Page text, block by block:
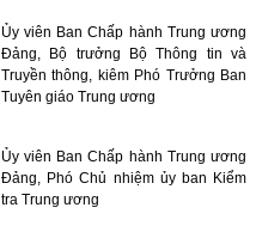
Ủy viên Ban Chấp hành Trung ương
Đảng, Bộ trưởng Bộ Thông tin và
Truyền thông, kiêm Phó Trưởng Ban
Tuyên giáo Trung ương
Ủy viên Ban Chấp hành Trung ương
Đảng, Phó Chủ nhiệm ủy ban Kiểm
tra Trung ương